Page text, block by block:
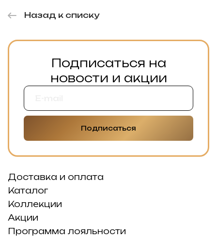
Назад к списку
Подписаться на
новости и акции
Подписаться
Доставка и оплата
Каталог
Коллекции
Акции
Программа лояльности